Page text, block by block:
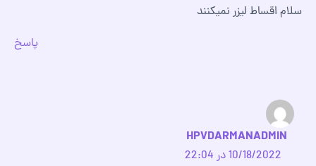
سلام اقساط لیزر نمیکنند
پاسخ
HPVDARMANADMIN
10/18/2022 در 22:04